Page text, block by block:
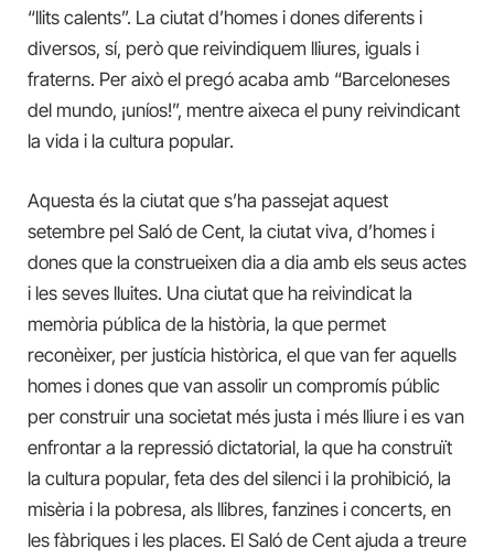
“llits calents”. La ciutat d’homes i dones diferents i
diversos, sí, però que reivindiquem lliures, iguals i
fraterns. Per això el pregó acaba amb “Barceloneses
del mundo, ¡uníos!”, mentre aixeca el puny reivindicant
la vida i la cultura popular.
Aquesta és la ciutat que s’ha passejat aquest
setembre pel Saló de Cent, la ciutat viva, d’homes i
dones que la construeixen dia a dia amb els seus actes
i les seves lluites. Una ciutat que ha reivindicat la
memòria pública de la història, la que permet
reconèixer, per justícia històrica, el que van fer aquells
homes i dones que van assolir un compromís públic
per construir una societat més justa i més lliure i es van
enfrontar a la repressió dictatorial, la que ha construït
la cultura popular, feta des del silenci i la prohibició, la
misèria i la pobresa, als llibres, fanzines i concerts, en
les fàbriques i les places. El Saló de Cent ajuda a treure